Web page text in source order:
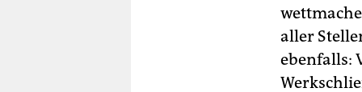
aller
ebenfalls: